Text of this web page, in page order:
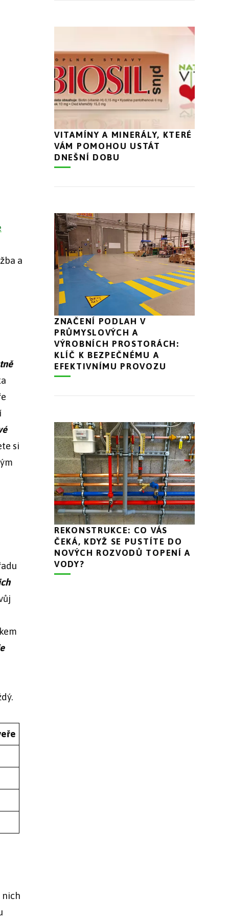
a
si
nich
VITAMÍNY A MINERÁLY, KTERÉ
VÁM POMOHOU USTÁT
DNEŠNÍ DOBU
ZNAČENÍ PODLAH V
PRŮMYSLOVÝCH A
VÝROBNÍCH PROSTORÁCH:
KLÍČ K BEZPEČNÉMU A
EFEKTIVNÍMU PROVOZU
REKONSTRUKCE: CO VÁS
ČEKÁ, KDYŽ SE PUSTÍTE DO
NOVÝCH ROZVODŮ TOPENÍ A
VODY?